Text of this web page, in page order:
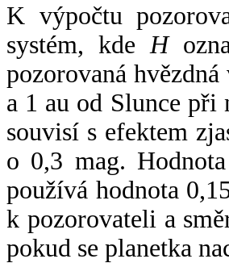
K výpočtu
systém, kde H
pozorovaná
a 1 au od Slunce
souvisí s efektem
o 0,3 mag. Hodnota
používá hodnota
k pozorovateli a
pokud se planetka